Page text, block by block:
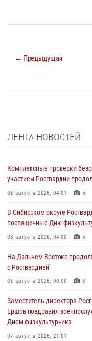
← Предыдущая
ЛЕНТА НОВОСТЕЙ
Комплексные проверки
участием Росгвардии
08 августа 2026, 04:01 5
В Сибирском округе
посвященные Дню
08 августа 2026, 04:00 5
На Дальнем Востоке
с Росгвардией"
08 августа 2026, 00:00 3
Заместитель директора
Ершов поздравил
Днем физкультурника
07 августа 2026, 21:01